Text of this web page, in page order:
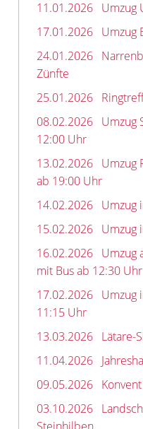
11.01.2026
Umzug
17.01.2026
Umzug
24.01.2026
Zünfte
25.01.2026
08.02.2026
Umzug
12:00 Uhr
13.02.2026
Umzug
ab 19:00 Uhr
14.02.2026
Umzug
15.02.2026
Umzug
16.02.2026
Umzug
mit Bus ab 12:30 Uhr
17.02.2026
Umzug
11:15 Uhr
13.03.2026
Lätare-
11.04.2026
09.05.2026
03.10.2026